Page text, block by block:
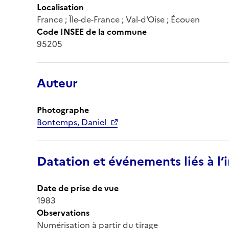
Localisation
France ; Île-de-France ; Val-d'Oise ; Écouen
Code INSEE de la commune
95205
Auteur
Photographe
Bontemps, Daniel
Datation et événements liés à
Date de prise de vue
1983
Observations
Numérisation à partir du tirage